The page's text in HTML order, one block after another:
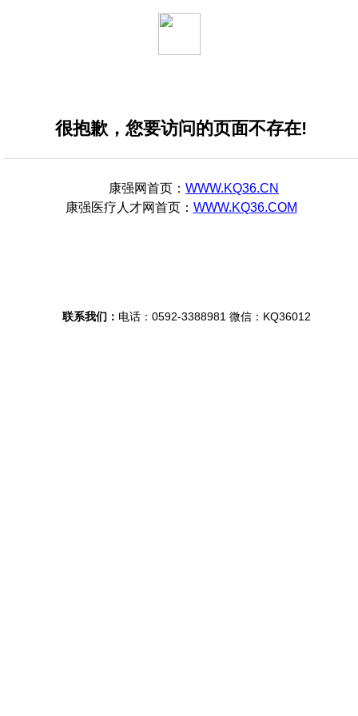
很抱歉，您要访问的页面不存在!
康强网首页： WWW.KQ36.CN
康强医疗人才网首页： WWW.KQ36.COM
联系我们： 电话：0592-3388981 微信：KQ36012